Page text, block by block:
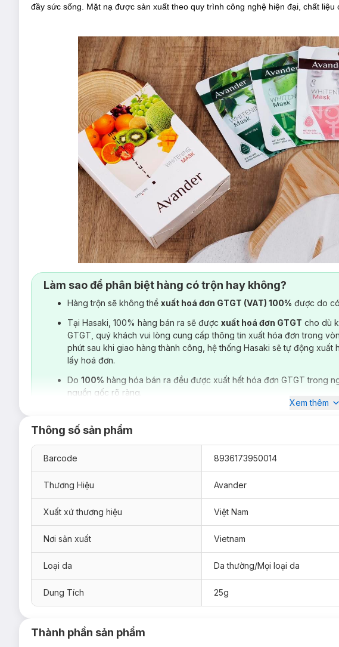
đầy sức sống. Mặt nạ được sản xuất theo quy trình công nghệ hiện đại, chất
Việc đắp mặt nạ trong chu trình chăm sóc da vốn là công cuộc quen thuộc với
da, cải thiện làn da rạng rỡ hơn. Tại
dưỡng sáng da, đồng thời thúc đẩy cải thiện tình trạng da xỉn, không đều màu.
Snail:Dịch chiếtốc sên
hạn chế kích ứng, hỗ trợ tăng sinh tế bào, giúp làm mờ nếp nhăn hiệu
Làm sao để phân biệt hàng có trộn hay không?
Hàng trộn sẽ không thể xuất hoá đơn GTGT (VAT) 100% được do
Tại Hasaki, 100% hàng bán ra sẽ được xuất hoá đơn GTGT cho dù
GTGT, quý khách vui lòng cung cấp thông tin xuất hóa đơn trong
phút sau khi giao hàng thành công, hệ thống Hasaki sẽ tự động
lấy hoá đơn.
Do 100% hàng hóa bán ra đều được xuất hết hóa đơn GTGT trong
nguồn gốc rõ ràng.
Xem thêm
Thông số sản phẩm
Barcode 8936173950014
Thương Hiệu Avander
Xuất xứ thương hiệu Việt Nam
Nơi sản xuất Vietnam
Loại da Da thường/Mọi loại da
Dung Tích 25g
Thành phần sản phẩm